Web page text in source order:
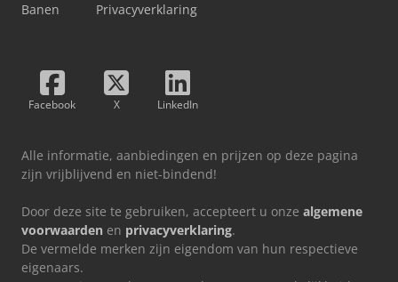
Banen Privacyverklaring
Facebook X LinkedIn
Alle informatie, aanbiedingen en prijzen op deze pagina
zijn vrijblijvend en niet-bindend!
Door deze site te gebruiken, accepteert u onze algemene
voorwaarden en privacyverklaring.
De vermelde merken zijn eigendom van hun respectieve
eigenaars.